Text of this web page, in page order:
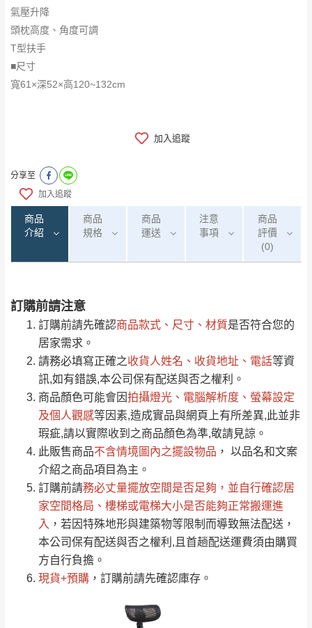
氣壓升降
頭枕高度、角度可調
T型扶手
■尺寸
寬61×深52×高120~132cm
加入追蹤
分享至
加入追蹤
商品
介紹
商品
規格
商品
運送
注意
事項
商品
評價
(0)
訂購前請注意
訂購前請先確認商品款式、尺寸、材質是否符合您的
居家需求。
請務必填寫正確之收貨人姓名、收貨地址、電話等資
訊,如有錯誤,本公司保有配送與否之權利。
商品顏色可能會因拍攝燈光、電腦解析度、螢幕設定
及個人觀感等因素,造成實品與網頁上有所差異,此並非
瑕疵,請以實際收到之商品顏色為準,敬請見諒。
此販售商品不含情境圖內之擺設物品 ， 以品名和文案
介紹之商品項目為主。
訂購前請務必丈量擺放空間是否足夠 ，並自行確認居
家空間格局、 樓梯或電梯大小是否能夠正常搬運進
入 ，若因特殊地形與建築物等限制而導致無法配送，
本公司保有配送與否之權利,且首趟配送運費須由購買
方自行負擔。
現貨+預購 ，訂購前請先確認庫存。
運 費 說 明
運送地區 運送費用
偏遠地區
（請先線上詢問 LINE
→@dershin ）
桃園
免 運
復興鄉
新竹
峨眉鄉、五峰鄉、
橫山、北埔鄉、尖
石鄉、寶山鄉山
區、新埔山區、芎
注意事項：
由於品項繁多，網頁無法及時更新，如有需
要購買商品，請於出發前來電或到「官方
Line客服」來信確認商品是否有「現貨」與
「金額」。
若商品價格或庫存有異常，商家有權取消訂
單。部分網路商品恕無法更改原設計或客製，敬請
見諒！
接單後二日內(不含例假日)，我們客服會與您
電話聯絡或E-Mail通知確認訂單。
（線上客
服 LINE → @dershin）
下單前先詢問是否現貨 ，若未詢問下單後無
現貨我們客服會再來電或E-Mail與您聯絡
（洽詢方式請搜尋 Line ID →
地區恕無法提供運送 (詳見運送規章)。
0/5 (0)筆
全部 依評論高至低排列
依評論低至高排列 只顯示附上圖片
只顯示附上評論